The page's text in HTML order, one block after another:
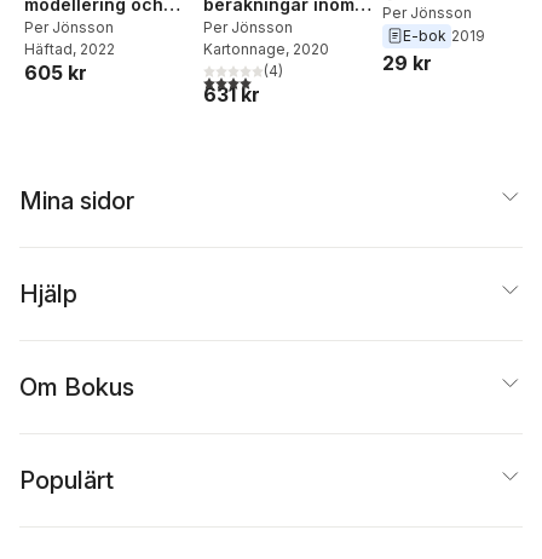
modellering och
simulering i Python
Per Jönsson
Häftad, 2022
605 kr
beräkningar inom
teknik och
naturvetenskap :
med symbolisk
matematik
Per Jönsson
Kartonnage, 2020
4,0utav 5 stjärnor. Totalt antal röster:
(4)
631 kr
Per Jönsson
E-bok 2019
29 kr
Mina sidor
Hjälp
Om Bokus
Populärt